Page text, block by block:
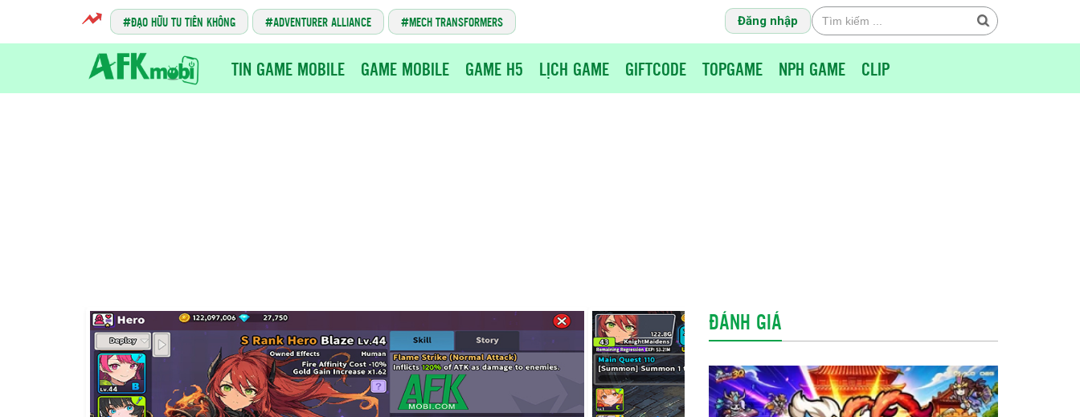
ĐẠO HỮU TU TIÊN KHÔNG ADVENTURER ALLIANCE MECH TRANSFORMERS Đăng nhập
TIN GAME MOBILE GAME MOBILE GAME H5 LỊCH GAME GIFTCODE TOPGAME NPH GAME CLIP
ĐÁNH GIÁ